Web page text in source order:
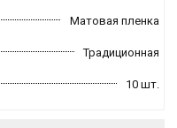
Матовая пленка
Традиционная
10 шт.